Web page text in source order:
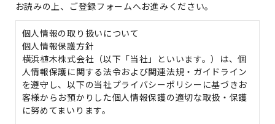
お読みの上、ご登録フォームへお進みください。
個人情報の取り扱いについて
個人情報保護方針
横浜植木株式会社（以下「当社」といいます。）は、個
人情報保護に関する法令および関連法規・ガイドライン
を遵守し、以下の当社プライバシーポリシーに基づきお
客様からお預かりした個人情報保護の適切な取扱・保護
に努めてまいります。